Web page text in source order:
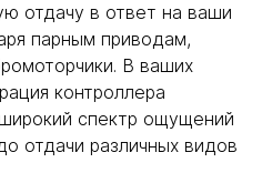
отдачу в ответ на ваши
парным приводам,
В ваших
контроллера
спектр ощущений
отдачи различных видов